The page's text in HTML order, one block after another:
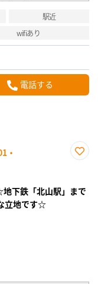
駅近
wifiあり
電話する
・
録
下鉄「北山駅」まで
立地です☆